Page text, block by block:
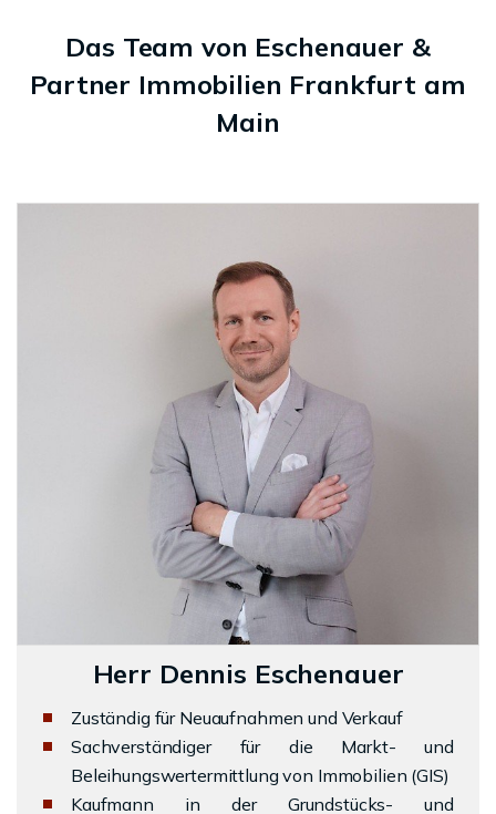
Das Team von Eschenauer &
Partner Immobilien Frankfurt am
Main
Herr Dennis Eschenauer
Zuständig für Neuaufnahmen und Verkauf
Sachverständiger für die Markt- und
Beleihungswertermittlung von Immobilien (GIS)
Kaufmann in der Grundstücks- und